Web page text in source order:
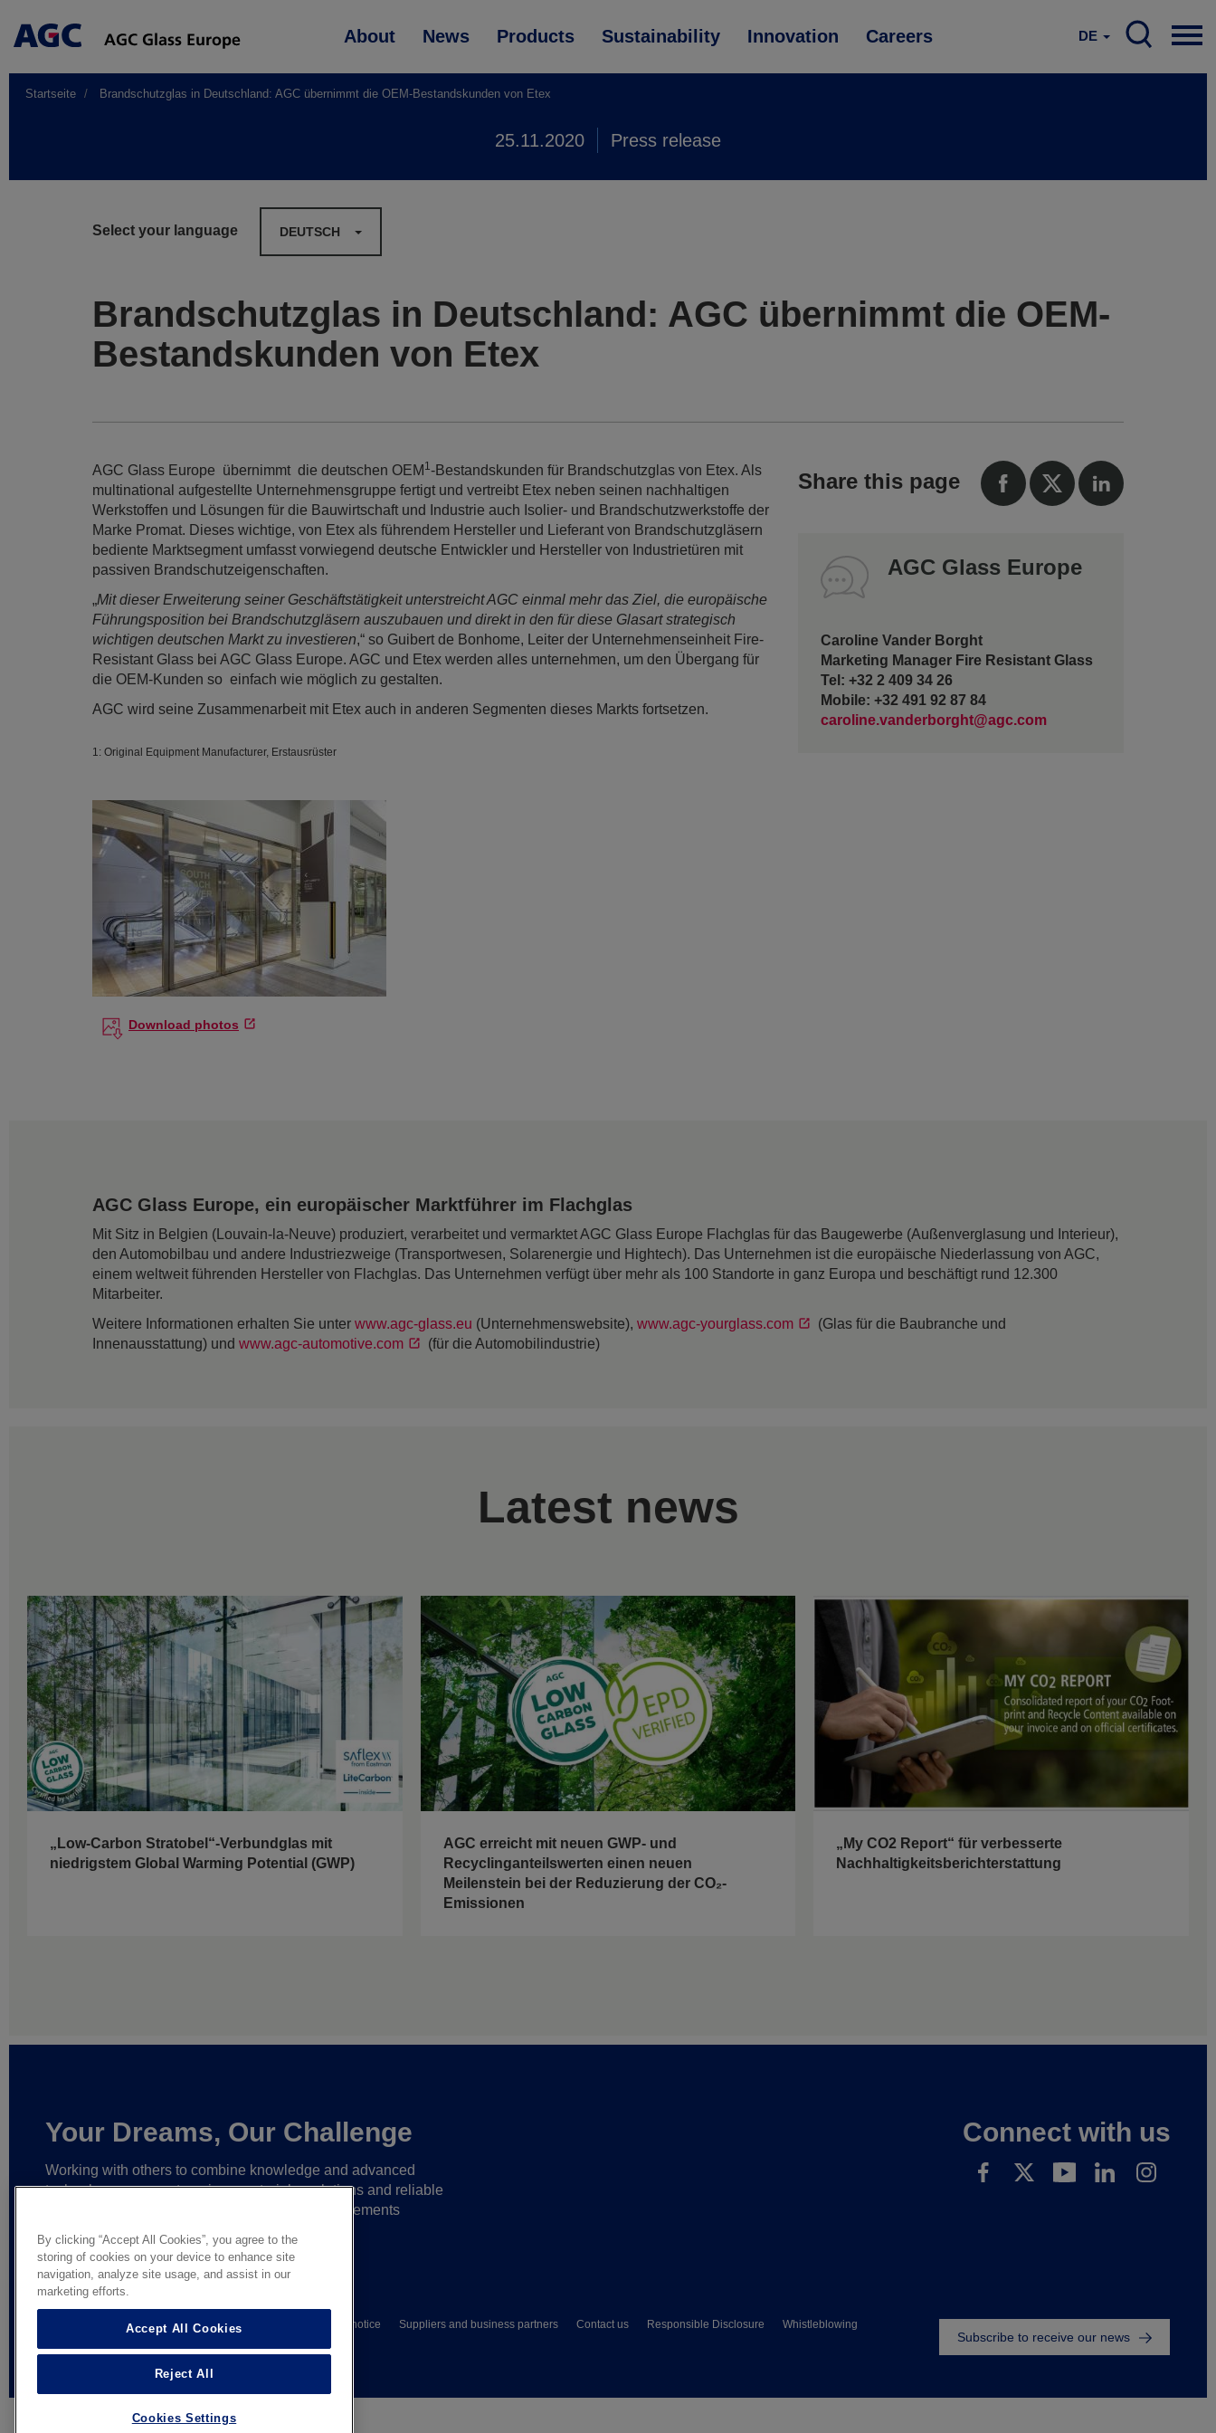
Main
About News Products Sustainability Innovation Careers DE
Startseite Brandschutzglas in Deutschland: AGC übernimmt die OEM-Bestandskunden von Etex
25.11.2020 Press release
Select your language DEUTSCH
Brandschutzglas in Deutschland: AGC übernimmt die OEM-
Bestandskunden von Etex
AGC Glass Europe übernimmt die deutschen OEM 1-Bestandskunden für Brandschutzglas von Etex. Als
multinational aufgestellte Unternehmensgruppe fertigt und vertreibt Etex neben seinen nachhaltigen
Werkstoffen und Lösungen für die Bauwirtschaft und Industrie auch Isolier- und Brandschutzwerkstoffe der
Marke Promat. Dieses wichtige, von Etex als führendem Hersteller und Lieferant von Brandschutzgläsern
bediente Marktsegment umfasst vorwiegend deutsche Entwickler und Hersteller von Industrietüren mit
passiven Brandschutzeigenschaften.
„Mit dieser Erweiterung seiner Geschäftstätigkeit unterstreicht AGC einmal mehr das Ziel, die europäische
Führungsposition bei Brandschutzgläsern auszubauen und direkt in den für diese Glasart strategisch
wichtigen deutschen Markt zu investieren,“ so Guibert de Bonhome, Leiter der Unternehmenseinheit Fire-
Resistant Glass bei AGC Glass Europe. AGC und Etex werden alles unternehmen, um den Übergang für
die OEM-Kunden so einfach wie möglich zu gestalten.
AGC wird seine Zusammenarbeit mit Etex auch in anderen Segmenten dieses Markts fortsetzen.
1: Original Equipment Manufacturer, Erstausrüster
Download photos
Share this page
AGC Glass Europe
Caroline Vander Borght
Marketing Manager Fire Resistant Glass
Tel: +32 2 409 34 26
Mobile: +32 491 92 87 84
caroline.vanderborght@agc.com
AGC Glass Europe, ein europäischer Marktführer im Flachglas
Mit Sitz in Belgien (Louvain-la-Neuve) produziert, verarbeitet und vermarktet AGC Glass Europe Flachglas für das Baugewerbe (Außenverglasung und Interieur),
den Automobilbau und andere Industriezweige (Transportwesen, Solarenergie und Hightech). Das Unternehmen ist die europäische Niederlassung von AGC,
einem weltweit führenden Hersteller von Flachglas. Das Unternehmen verfügt über mehr als 100 Standorte in ganz Europa und beschäftigt rund 12.300
Mitarbeiter.
Weitere Informationen erhalten Sie unter www.agc-glass.eu (Unternehmenswebsite), www.agc-yourglass.com
(Glas für die Baubranche und
Innenausstattung) und www.agc-automotive.com (für die Automobilindustrie)
Latest news
„Low-Carbon Stratobel“-Verbundglas mit
niedrigstem Global Warming Potential (GWP)
AGC erreicht mit neuen GWP- und
Recyclinganteilswerten einen neuen
Meilenstein bei der Reduzierung der CO₂-
Emissionen
„My CO2 Report“ für verbesserte
Nachhaltigkeitsberichterstattung
Your Dreams, Our Challenge
Working with others to combine knowledge and advanced
technology,we create unique materials, solutions and reliable
that help make ever greater achievements
Connect with us
Footer
© AGC Glass Europe 2026 Wettelijke informatie Privacy notice Suppliers and business partners Contact us Responsible Disclosure
Whistleblowing
General terms of sale
Subscribe to receive our news
By clicking “Accept All Cookies”, you agree to the
storing of cookies on your device to enhance site
navigation, analyze site usage, and assist in our
marketing efforts.
Accept All Cookies
Reject All
Cookies Settings